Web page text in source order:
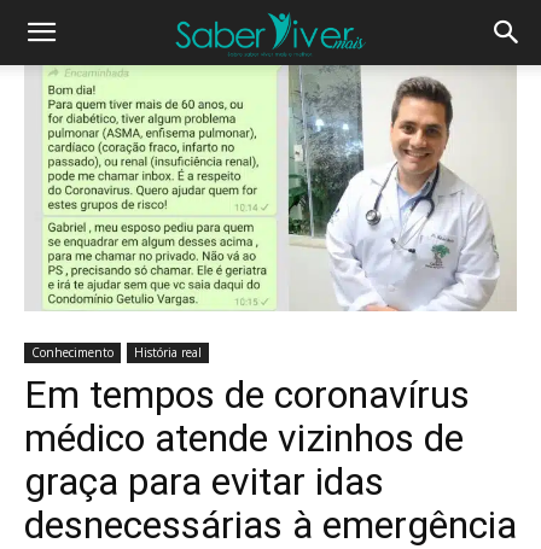
Conhecimento História real
Em tempos de coronavírus
médico atende vizinhos de
graça para evitar idas
desnecessárias à emergência